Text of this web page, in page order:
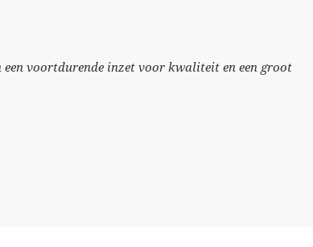
voortdurende inzet voor kwaliteit en een groot